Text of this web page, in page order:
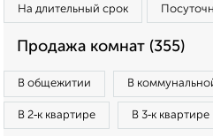
На длительный срок
Продажа комнат (355)
В общежитии В
В 2‑к квартире В 3‑к квартире